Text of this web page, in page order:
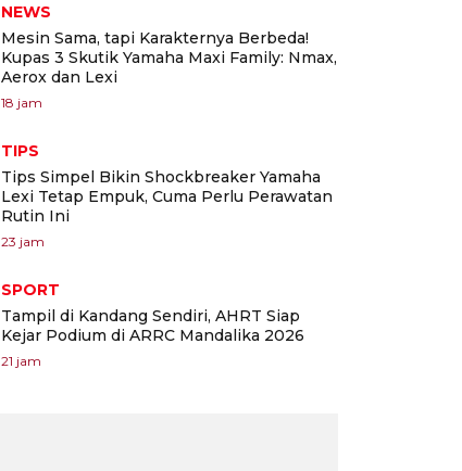
NEWS
Mesin Sama, tapi Karakternya Berbeda!
Kupas 3 Skutik Yamaha Maxi Family: Nmax,
Aerox dan Lexi
18 jam
TIPS
Tips Simpel Bikin Shockbreaker Yamaha
Lexi Tetap Empuk, Cuma Perlu Perawatan
Rutin Ini
23 jam
SPORT
Tampil di Kandang Sendiri, AHRT Siap
Kejar Podium di ARRC Mandalika 2026
21 jam